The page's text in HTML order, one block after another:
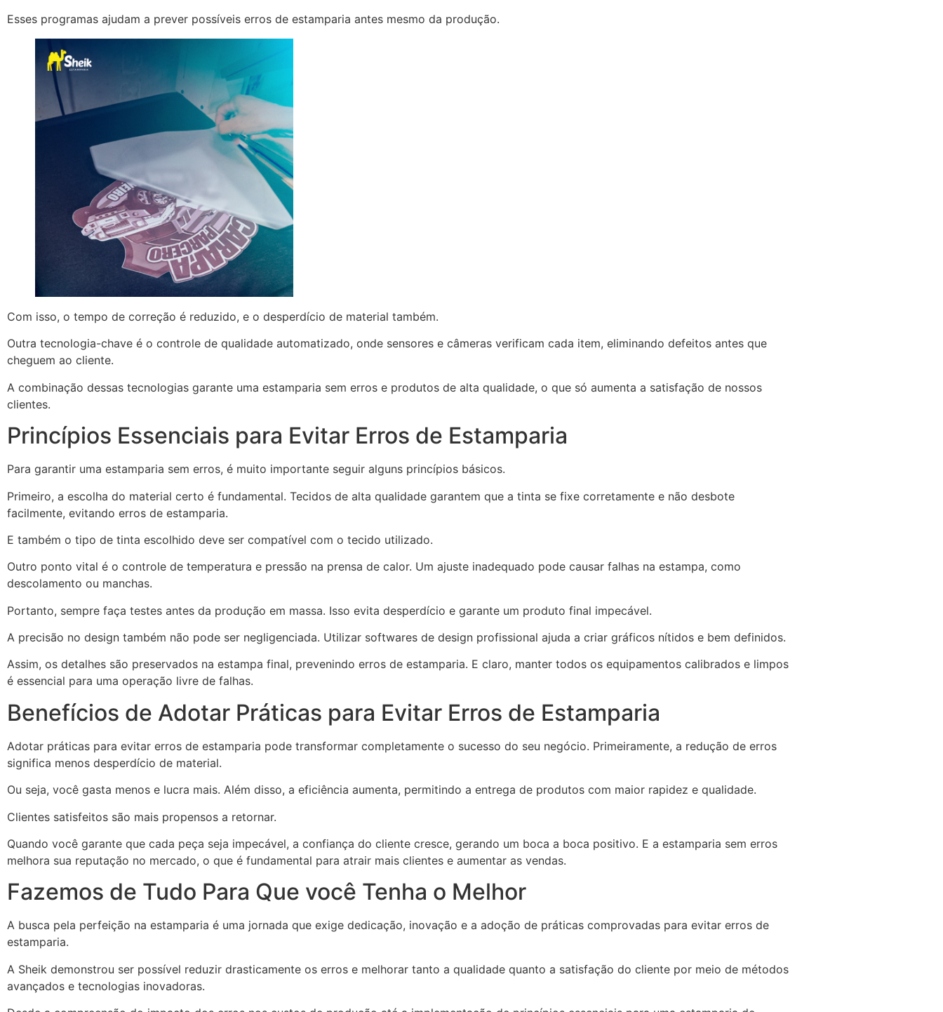
Esses programas ajudam a prever possíveis erros de estamparia antes mesmo da produção.
Com isso, o tempo de correção é reduzido, e o desperdício de material também.
Outra tecnologia-chave é o controle de qualidade automatizado, onde sensores e câmeras verificam cada item, eliminando defeitos antes que
cheguem ao cliente.
A combinação dessas tecnologias garante uma estamparia sem erros e produtos de alta qualidade, o que só aumenta a satisfação de nossos
clientes.
Princípios Essenciais para Evitar Erros de Estamparia
Para garantir uma estamparia sem erros, é muito importante seguir alguns princípios básicos.
Primeiro, a escolha do material certo é fundamental. Tecidos de alta qualidade garantem que a tinta se fixe corretamente e não desbote
facilmente, evitando erros de estamparia.
E também o tipo de tinta escolhido deve ser compatível com o tecido utilizado.
Outro ponto vital é o controle de temperatura e pressão na prensa de calor. Um ajuste inadequado pode causar falhas na estampa, como
descolamento ou manchas.
Portanto, sempre faça testes antes da produção em massa. Isso evita desperdício e garante um produto final impecável.
A precisão no design também não pode ser negligenciada. Utilizar softwares de design profissional ajuda a criar gráficos nítidos e bem definidos.
Assim, os detalhes são preservados na estampa final, prevenindo erros de estamparia. E claro, manter todos os equipamentos calibrados e limpos
é essencial para uma operação livre de falhas.
Benefícios de Adotar Práticas para Evitar Erros de Estamparia
Adotar práticas para evitar erros de estamparia pode transformar completamente o sucesso do seu negócio. Primeiramente, a redução de erros
significa menos desperdício de material.
Ou seja, você gasta menos e lucra mais. Além disso, a eficiência aumenta, permitindo a entrega de produtos com maior rapidez e qualidade.
Clientes satisfeitos são mais propensos a retornar.
Quando você garante que cada peça seja impecável, a confiança do cliente cresce, gerando um boca a boca positivo. E a estamparia sem erros
melhora sua reputação no mercado, o que é fundamental para atrair mais clientes e aumentar as vendas.
Fazemos de Tudo Para Que você Tenha o Melhor
A busca pela perfeição na estamparia é uma jornada que exige dedicação, inovação e a adoção de práticas comprovadas para evitar erros de
estamparia.
A Sheik demonstrou ser possível reduzir drasticamente os erros e melhorar tanto a qualidade quanto a satisfação do cliente por meio de métodos
avançados e tecnologias inovadoras.